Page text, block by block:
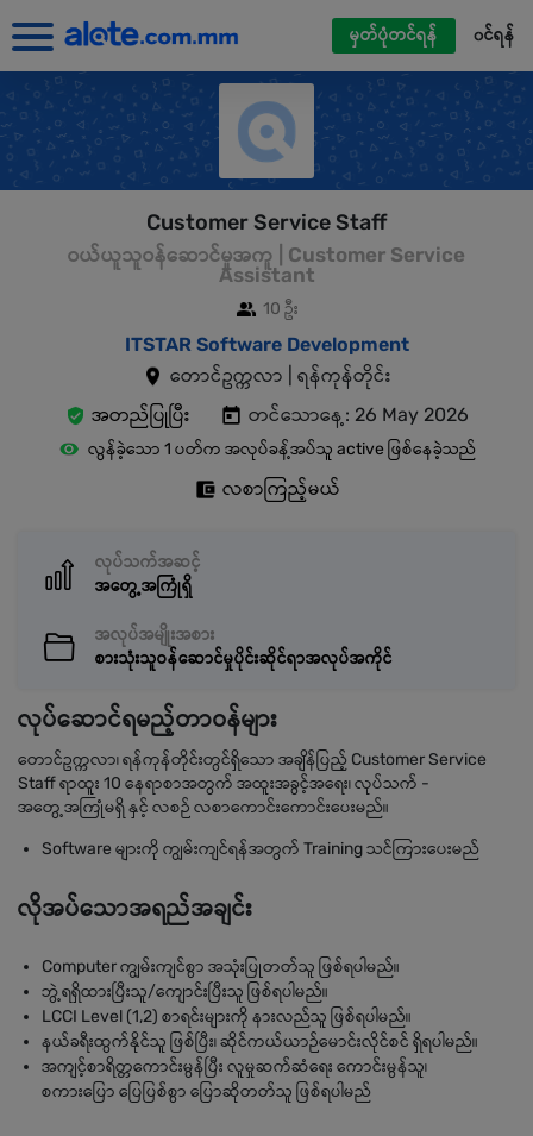
မှတ်ပုံတင်ရန် ၀င်ရန်
Customer Service Staff
ဝယ်ယူသူဝန်ဆောင်မှုအကူ | Customer Service
Assistant
10 ဦး
ITSTAR Software Development
တောင်ဥက္ကလာ | ရန်ကုန်တိုင်း
အတည်ပြုပြီး
တင်သောနေ့: 26 May 2026
လွန်ခဲ့သော 1 ပတ်က အလုပ်ခန့်အပ်သူ active ဖြစ်နေခဲ့သည်
လစာကြည့်မယ်
လုပ်သက်အဆင့်
အတွေ့အကြုံရှိ
အလုပ်အမျိုးအစား
စားသုံးသူဝန်ဆောင်မှုပိုင်းဆိုင်ရာအလုပ်အကိုင်
လုပ်ဆောင်ရမည့်တာဝန်များ
တောင်ဥက္ကလာ၊ ရန်ကုန်တိုင်းတွင်ရှိသော အချိန်ပြည့် Customer Service
Staff ရာထူး 10 နေရာစာအတွက် အထူးအခွင့်အရေး၊ လုပ်သက် -
အတွေ့အကြုံမရှိ နှင့် လစဉ် လစာကောင်းကောင်းပေးမည်။
Software များကို ကျွမ်းကျင်ရန်အတွက် Training သင်ကြားပေးမည်
လိုအပ်သောအရည်အချင်း
Computer ကျွမ်းကျင်စွာ အသုံးပြုတတ်သူ ဖြစ်ရပါမည်။
ဘွဲ့ရရှိထားပြီးသူ/ကျောင်းပြီးသူ ဖြစ်ရပါမည်။
LCCI Level (1,2) စာရင်းများကို နားလည်သူ ဖြစ်ရပါမည်။
နယ်ခရီးထွက်နိုင်သူ ဖြစ်ပြီး၊ ဆိုင်ကယ်ယာဉ်မောင်းလိုင်စင် ရှိရပါမည်။
အကျင့်စာရိတ္တကောင်းမွန်ပြီး လူမှုဆက်ဆံရေး ကောင်းမွန်သူ၊
စကားပြော ပြေပြစ်စွာ ပြောဆိုတတ်သူ ဖြစ်ရပါမည်